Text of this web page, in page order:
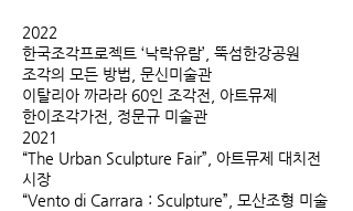
2022
한국조각프로젝트 ‘낙락유람’, 뚝섬한강공원
조각의 모든 방법, 문신미술관
이탈리아 까라라 60인 조각전, 아트뮤제
한이조각가전, 정문규 미술관
2021
“The Urban Sculpture Fair”, 아트뮤제 대치전
시장
“Vento di Carrara : Sculpture”, 모산조형 미술